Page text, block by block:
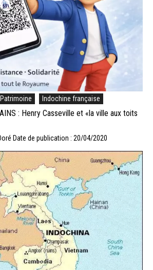
Indochine française
: Henry Casseville et «la ville aux toits
Date de publication : 20/04/2020